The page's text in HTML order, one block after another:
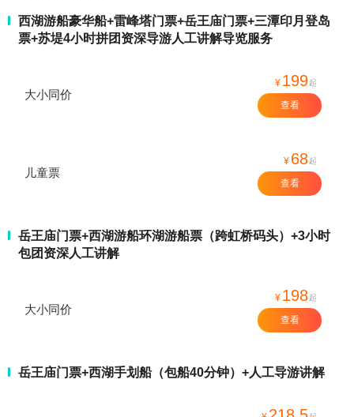
西湖游船豪华船+雷峰塔门票+岳王庙门票+三潭印月登岛
票+苏堤4小时拼团资深导游人工讲解导览服务
大小同价
¥ 199起
查看
儿童票
¥ 68起
查看
岳王庙门票+西湖游船环湖游船票（跨虹桥码头）+3小时
包团资深人工讲解
大小同价
¥ 198起
查看
岳王庙门票+西湖手划船（包船40分钟）+人工导游讲解